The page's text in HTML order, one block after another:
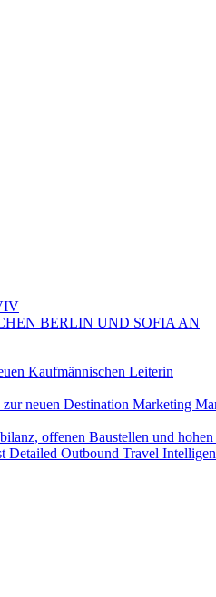
BERLIN UND SOFIA AN
Kaufmännischen Leiterin
neuen Destination Marketing
offenen Baustellen und
Detailed Outbound Travel